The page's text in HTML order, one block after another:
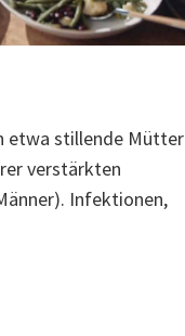
etwa stillende Mütter
verstärkten
Infektionen,